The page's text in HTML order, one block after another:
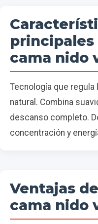
cama nido
Tecnología que regula
natural. Combina
descanso completo.
concentración y
Ventajas
cama nido